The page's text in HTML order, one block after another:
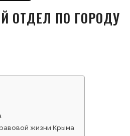
ОТДЕЛ ПО ГОРОДУ
жизни Крыма